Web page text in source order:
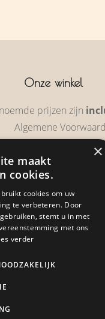
Onze winkel
prijzen zijn
Algemene
Garantie &
verzendtijden
Heb je een klacht?
Zwijnsbergenstraat 154
×
maakt
cookies.
cookies om uw
te verbeteren. Door
stemt u in met
met ons
verder